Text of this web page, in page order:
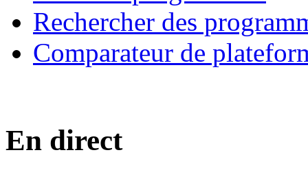
Rechercher des
Comparateur de
En direct